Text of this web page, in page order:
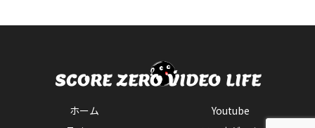
ホーム
Youtube